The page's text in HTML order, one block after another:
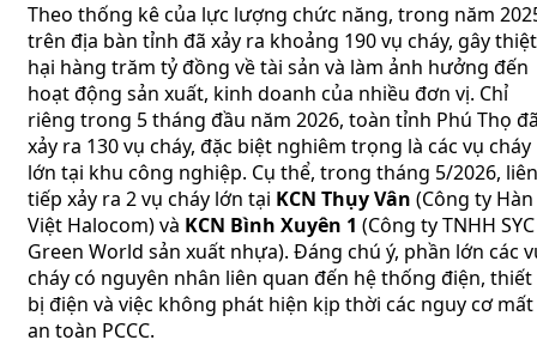
Theo thống kê của lực lượng chức năng, trong năm
trên địa bàn tỉnh đã xảy ra khoảng 190 vụ cháy, gây thiệt
hại hàng trăm tỷ đồng về tài sản và làm ảnh hưởng đến
hoạt động sản xuất, kinh doanh của nhiều đơn vị. Chỉ
riêng trong 5 tháng đầu năm 2026, toàn tỉnh Phú Thọ
xảy ra 130 vụ cháy, đặc biệt nghiêm trọng là các vụ cháy
lớn tại khu công nghiệp. Cụ thể, trong tháng 5/2026, liên
tiếp xảy ra 2 vụ cháy lớn tại KCN Thụy Vân (Công ty Hàn
Việt Halocom) và KCN Bình Xuyên 1 (Công ty TNHH SYC
Green World sản xuất nhựa). Đáng chú ý, phần lớn các
cháy có nguyên nhân liên quan đến hệ thống điện, thiết
bị điện và việc không phát hiện kịp thời các nguy cơ mất
an toàn PCCC.